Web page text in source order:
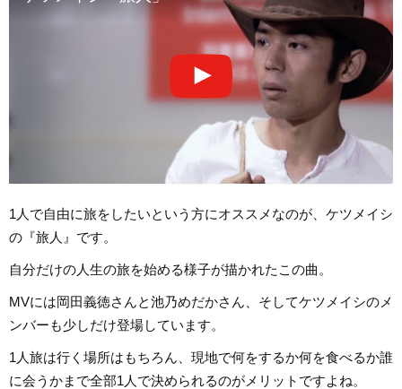
1人で自由に旅をしたいという方にオススメなのが、ケツメイシ
の『旅人』です。
自分だけの人生の旅を始める様子が描かれたこの曲。
MVには岡田義徳さんと池乃めだかさん、そしてケツメイシのメ
ンバーも少しだけ登場しています。
1人旅は行く場所はもちろん、現地で何をするか何を食べるか誰
に会うかまで全部1人で決められるのがメリットですよね。